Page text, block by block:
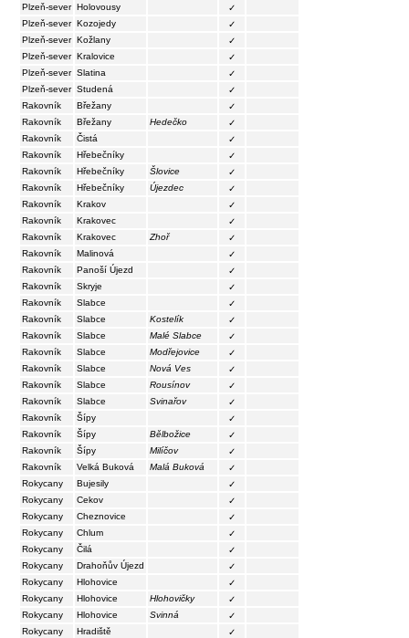
Plzeň-sever Holovousy
✓
Plzeň-sever Kozojedy
✓
Plzeň-sever Kožlany
✓
Plzeň-sever Kralovice
✓
Plzeň-sever Slatina
✓
Plzeň-sever Studená
✓
Rakovník
Břežany
✓
Rakovník
Břežany Hedečko
✓
Rakovník
Čistá
✓
Rakovník
Hřebečníky
✓
Rakovník
Hřebečníky Šlovice
✓
Rakovník
Hřebečníky Újezdec
✓
Rakovník
Krakov
✓
Rakovník
Krakovec
✓
Rakovník
Krakovec Zhoř
✓
Rakovník
Malinová
✓
Rakovník
Panoší Újezd
✓
Rakovník
Skryje
✓
Rakovník
Slabce
✓
Rakovník
Slabce Kostelík
✓
Rakovník
Slabce Malé Slabce
✓
Rakovník
Slabce Modřejovice
✓
Rakovník
Slabce Nová Ves
✓
Rakovník
Slabce Rousínov
✓
Rakovník
Slabce Svinařov
✓
Rakovník
Šípy
✓
Rakovník
Šípy Bělbožice
✓
Rakovník
Šípy Milíčov
✓
Rakovník
Velká Buková Malá Buková
✓
Rokycany
Bujesily
✓
Rokycany
Cekov
✓
Rokycany
Cheznovice
✓
Rokycany
Chlum
✓
Rokycany
Čilá
✓
Rokycany
Drahoňův Újezd
✓
Rokycany
Hlohovice
✓
Rokycany
Hlohovice Hlohovičky
✓
Rokycany
Hlohovice Svinná
✓
Rokycany
Hradiště
✓